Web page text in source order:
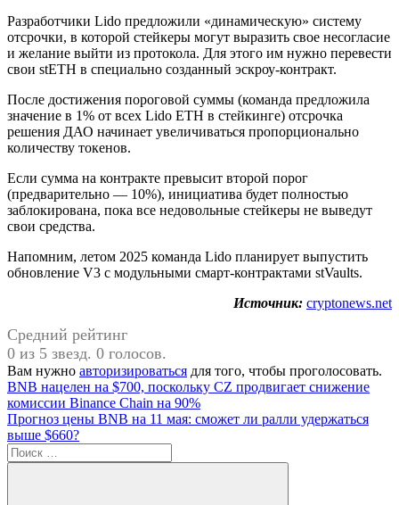
Разработчики Lido предложили «динамическую» систему
отсрочки, в которой стейкеры могут выразить свое несогласие
и желание выйти из протокола. Для этого им нужно перевести
свои stETH в специально созданный эскроу-контракт.
После достижения пороговой суммы (команда предложила
значение в 1% от всех Lido ETH в стейкинге) отсрочка
решения ДАО начинает увеличиваться пропорционально
количеству токенов.
Если сумма на контракте превысит второй порог
(предварительно — 10%), инициатива будет полностью
заблокирована, пока все недовольные стейкеры не выведут
свои средства.
Напомним, летом 2025 команда Lido планирует выпустить
обновление V3 с модульными смарт-контрактами stVaults.
Источник: cryptonews.net
Средний рейтинг
0 из 5 звезд. 0 голосов.
Вам нужно авторизироваться для того, чтобы проголосовать.
Навигация
по
записям
Предыдущая
запись:
BNB нацелен на $700, поскольку CZ продвигает снижение
комиссии Binance Chain на 90%
Следующая
запись:
Прогноз цены BNB на 11 мая: сможет ли ралли удержаться
выше $660?
Поиск
для: